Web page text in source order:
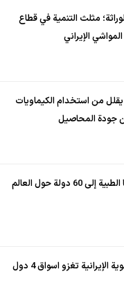
مثلث التنمية في قطاع
الإيراني
يقلل من استخدام الكيماويات
جودة المحاصيل
دولة حول العالم
تغزو اسواق 4 دول